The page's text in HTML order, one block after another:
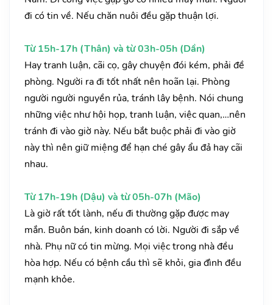
đi có tin về. Nếu chăn nuôi đều gặp thuận lợi.
Từ 15h-17h (Thân) và từ 03h-05h (Dần)
Hay tranh luận, cãi cọ, gây chuyện đói kém, phải đề
phòng. Người ra đi tốt nhất nên hoãn lại. Phòng
người người nguyền rủa, tránh lây bệnh. Nói chung
những việc như hội họp, tranh luận, việc quan,…nên
tránh đi vào giờ này. Nếu bắt buộc phải đi vào giờ
này thì nên giữ miệng để hạn ché gây ẩu đả hay cãi
nhau.
Từ 17h-19h (Dậu) và từ 05h-07h (Mão)
Là giờ rất tốt lành, nếu đi thường gặp được may
mắn. Buôn bán, kinh doanh có lời. Người đi sắp về
nhà. Phụ nữ có tin mừng. Mọi việc trong nhà đều
hòa hợp. Nếu có bệnh cầu thì sẽ khỏi, gia đình đều
mạnh khỏe.